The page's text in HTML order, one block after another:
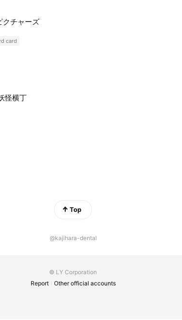
クチャーズ
card
怪横丁
Top
@kajihara-dental
© LY Corporation
Report
Other official accounts